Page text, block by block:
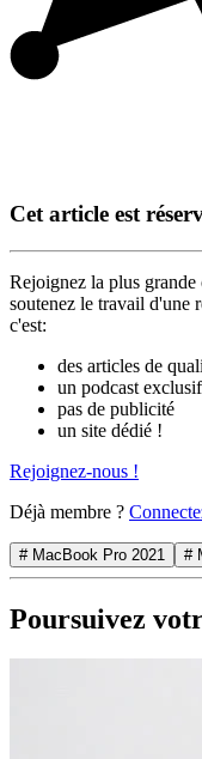
Cet article est
Rejoignez la plus
soutenez le travail d'une
c'est:
des articles de
un podcast exclusif
pas de publicité
un site dédié !
Rejoignez-nous !
Déjà membre ?
# MacBook Pro 2021 #
Poursuivez